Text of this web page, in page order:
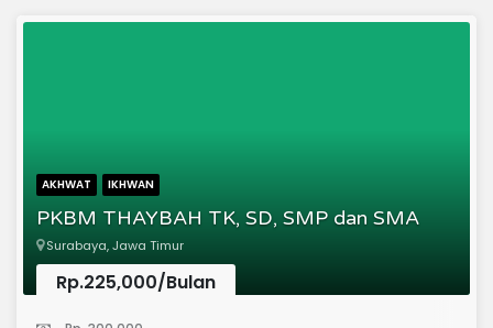
AKHWAT IKHWAN
PKBM THAYBAH TK, SD, SMP dan SMA
Surabaya, Jawa Timur
Rp.225,000/Bulan